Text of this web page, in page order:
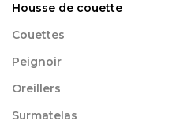
Housse de couette
Couettes
Peignoir
Oreillers
Surmatelas